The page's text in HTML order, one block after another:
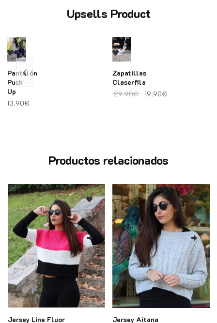
Upsells Product
Pantalón
Push
Up
13.90€
Zapatillas
Claserfila
29.90€ El precio original era:
19.90€El precio
Productos relacionados
26.90€.
es: 19.90€.
Jersey Line Fluor
Jersey Aitana